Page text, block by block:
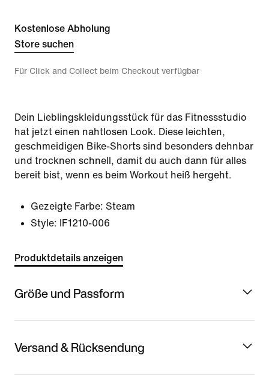
Kostenlose Abholung
Store suchen
Für Click and Collect beim Checkout verfügbar
Dein Lieblingskleidungsstück für das Fitnessstudio
hat jetzt einen nahtlosen Look. Diese leichten,
geschmeidigen Bike-Shorts sind besonders dehnbar
und trocknen schnell, damit du auch dann für alles
bereit bist, wenn es beim Workout heiß hergeht.
Gezeigte Farbe: Steam
Style:
IF1210-006
Produktdetails anzeigen
Größe und Passform
Versand & Rücksendung